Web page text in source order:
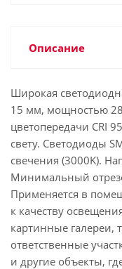
Описание
Широкая
15 мм, мощностью
цветопередачи CRI
свету. Светодиоды
свечения (3000K).
Минимальный
Применяется в
к качеству
картинные
ответственные
и другие объекты,